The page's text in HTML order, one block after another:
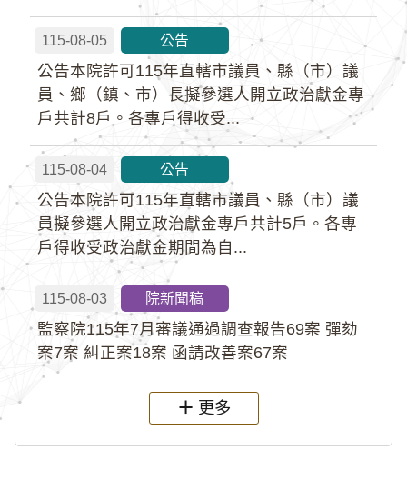
115-08-05 公告
公告本院許可115年直轄市議員、縣（市）議
員、鄉（鎮、市）長擬參選人開立政治獻金專
戶共計8戶。各專戶得收受...
115-08-04 公告
公告本院許可115年直轄市議員、縣（市）議
員擬參選人開立政治獻金專戶共計5戶。各專
戶得收受政治獻金期間為自...
115-08-03 院新聞稿
監察院115年7月審議通過調查報告69案 彈劾
案7案 糾正案18案 函請改善案67案
更多